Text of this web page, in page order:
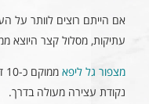
אם הייתם רוצים לוותר על
עתיקות, מסלול קצר היוצא
מצפור גל ליפא
נקודת עצירה מעולה בדרך.